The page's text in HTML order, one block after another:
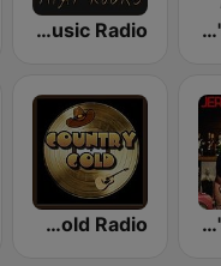
America's Country
Wild Country Music Radio
GotRadio - Today's Country
Country Gold Radio